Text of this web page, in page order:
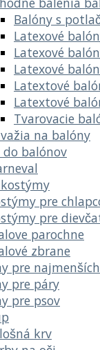
Balóny s
Latexové
Latexové
Latexové
Latextové
Latextové
Tvarovacie
na balóny
balónov
pre
pre
parochne
zbrane
pre najmenších
pre páry
pre psov
krv